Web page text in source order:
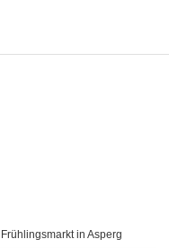
Frühlingsmarkt in Asperg